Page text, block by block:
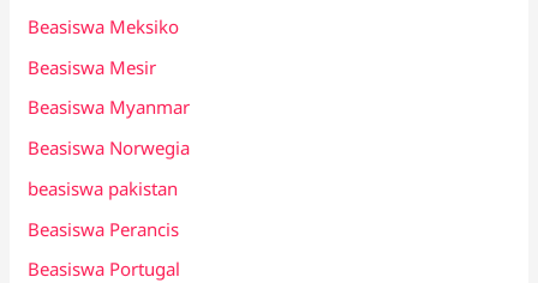
Beasiswa Meksiko
Beasiswa Mesir
Beasiswa Myanmar
Beasiswa Norwegia
beasiswa pakistan
Beasiswa Perancis
Beasiswa Portugal